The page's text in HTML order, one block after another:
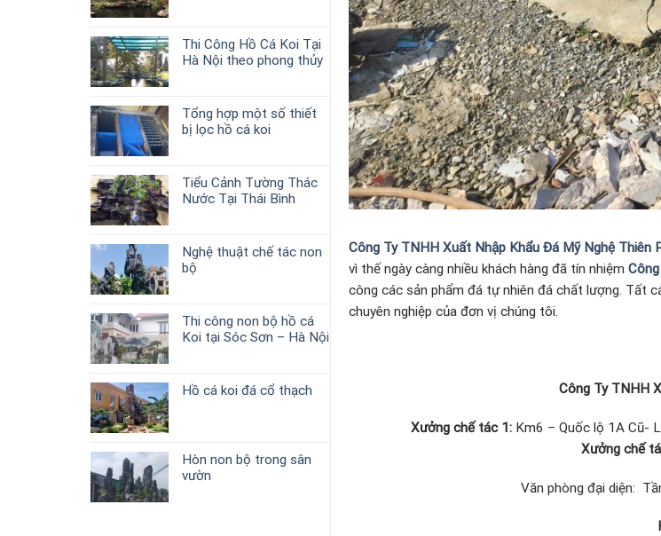
Thi Công Hồ Cá Koi Tại
Hà Nội theo phong thủy
Tổng hợp một số thiết
bị lọc hồ cá koi
Tiểu Cảnh Tường Thác
Nước Tại Thái Bình
Nghệ thuật chế tác non
bộ
Thi công non bộ hồ cá
Koi tại Sóc Sơn – Hà Nội
Hồ cá koi đá cổ thạch
Hòn non bộ trong sân
vườn
Công Ty TNHH Xuất Nhập Khẩu Đá Mỹ Nghệ Thiên
vì thế ngày càng nhiều khách hàng đã tín nhiệm
công các sản phẩm đá tự nhiên đá chất lượng. Tất
chuyên nghiệp của đơn vị chúng tôi.
Công Ty TNHH
Xưởng chế tác 1:Km6 – Quốc lộ 1A Cũ-
Xưởng chế
Văn phòng đại diện: